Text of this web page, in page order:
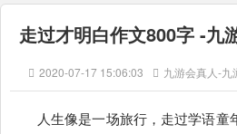
走过才明白作文800字 -九
2020-07-17 15:06:03 九游会真人-九
人生像是一场旅行，走过学语